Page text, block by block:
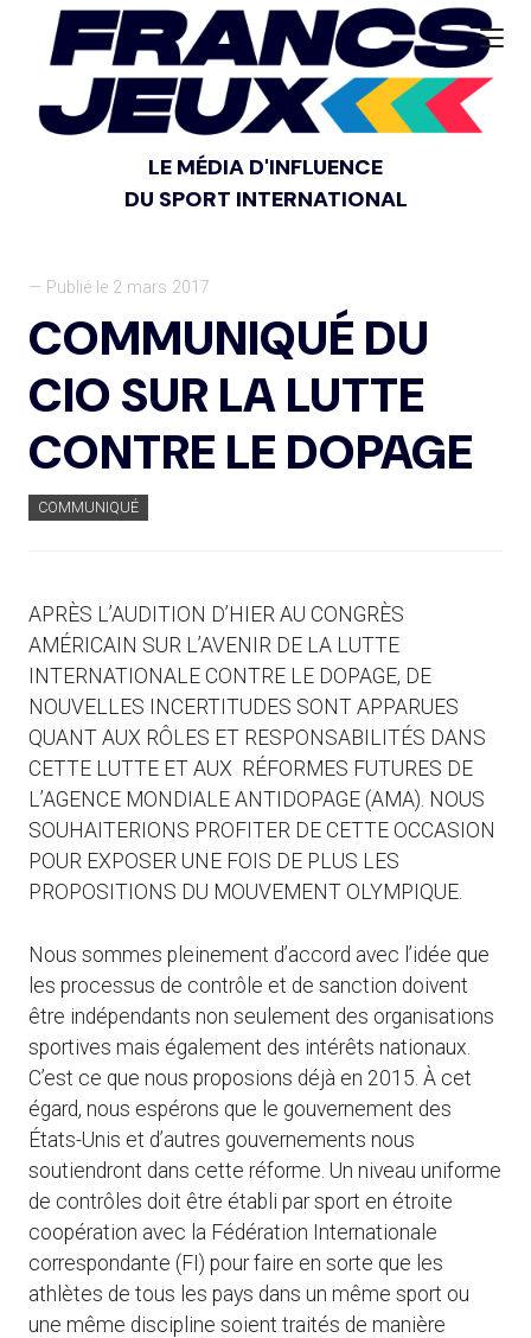
LE MÉDIA D'INFLUENCE
DU SPORT INTERNATIONAL
— Publié le 2 mars 2017
COMMUNIQUÉ DU
CIO SUR LA LUTTE
CONTRE LE DOPAGE
COMMUNIQUÉ
APRÈS L’AUDITION D’HIER AU CONGRÈS
AMÉRICAIN SUR L’AVENIR DE LA LUTTE
INTERNATIONALE CONTRE LE DOPAGE, DE
NOUVELLES INCERTITUDES SONT APPARUES
QUANT AUX RÔLES ET RESPONSABILITÉS DANS
CETTE LUTTE ET AUX RÉFORMES FUTURES DE
L’AGENCE MONDIALE ANTIDOPAGE (AMA). NOUS
SOUHAITERIONS PROFITER DE CETTE OCCASION
POUR EXPOSER UNE FOIS DE PLUS LES
PROPOSITIONS DU MOUVEMENT OLYMPIQUE.
Nous sommes pleinement d’accord avec l’idée que
les processus de contrôle et de sanction doivent
être indépendants non seulement des organisations
sportives mais également des intérêts nationaux.
C’est ce que nous proposions déjà en 2015. À cet
égard, nous espérons que le gouvernement des
États-Unis et d’autres gouvernements nous
soutiendront dans cette réforme. Un niveau uniforme
de contrôles doit être établi par sport en étroite
coopération avec la Fédération Internationale
correspondante (FI) pour faire en sorte que les
athlètes de tous les pays dans un même sport ou
une même discipline soient traités de manière